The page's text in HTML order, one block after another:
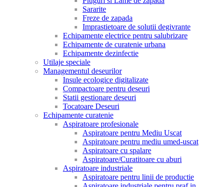
Sararite
Freze de zapada
Imprastietoare de solutii degivrante
Echipamente electrice pentru salubrizare
Echipamente de curatenie urbana
Echipamente dezinfectie
Utilaje speciale
Managementul deseurilor
Insule ecologice digitalizate
Compactoare pentru deseuri
Statii gestionare deseuri
Tocatoare Deseuri
Echipamente curatenie
Aspiratoare profesionale
Aspiratoare pentru Mediu Uscat
Aspiratoare pentru mediu umed-uscat
Aspiratoare cu spalare
Aspiratoare/Curatitoare cu aburi
Aspiratoare industriale
Aspiratoare pentru linii de productie